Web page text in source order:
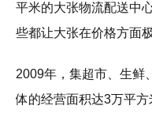
平米的大张物流配送中
些都让大张在价格方面
2009年，集超市、生鲜
体的经营面积达3万平